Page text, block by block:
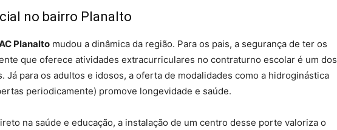
no bairro Planalto
Planalto mudou a dinâmica da região. Para os pais, a segurança de ter os
que oferece atividades extracurriculares no contraturno escolar é um dos
Já para os adultos e idosos, a oferta de modalidades como a hidroginástica
periodicamente) promove longevidade e saúde.
na saúde e educação, a instalação de um centro desse porte valoriza o